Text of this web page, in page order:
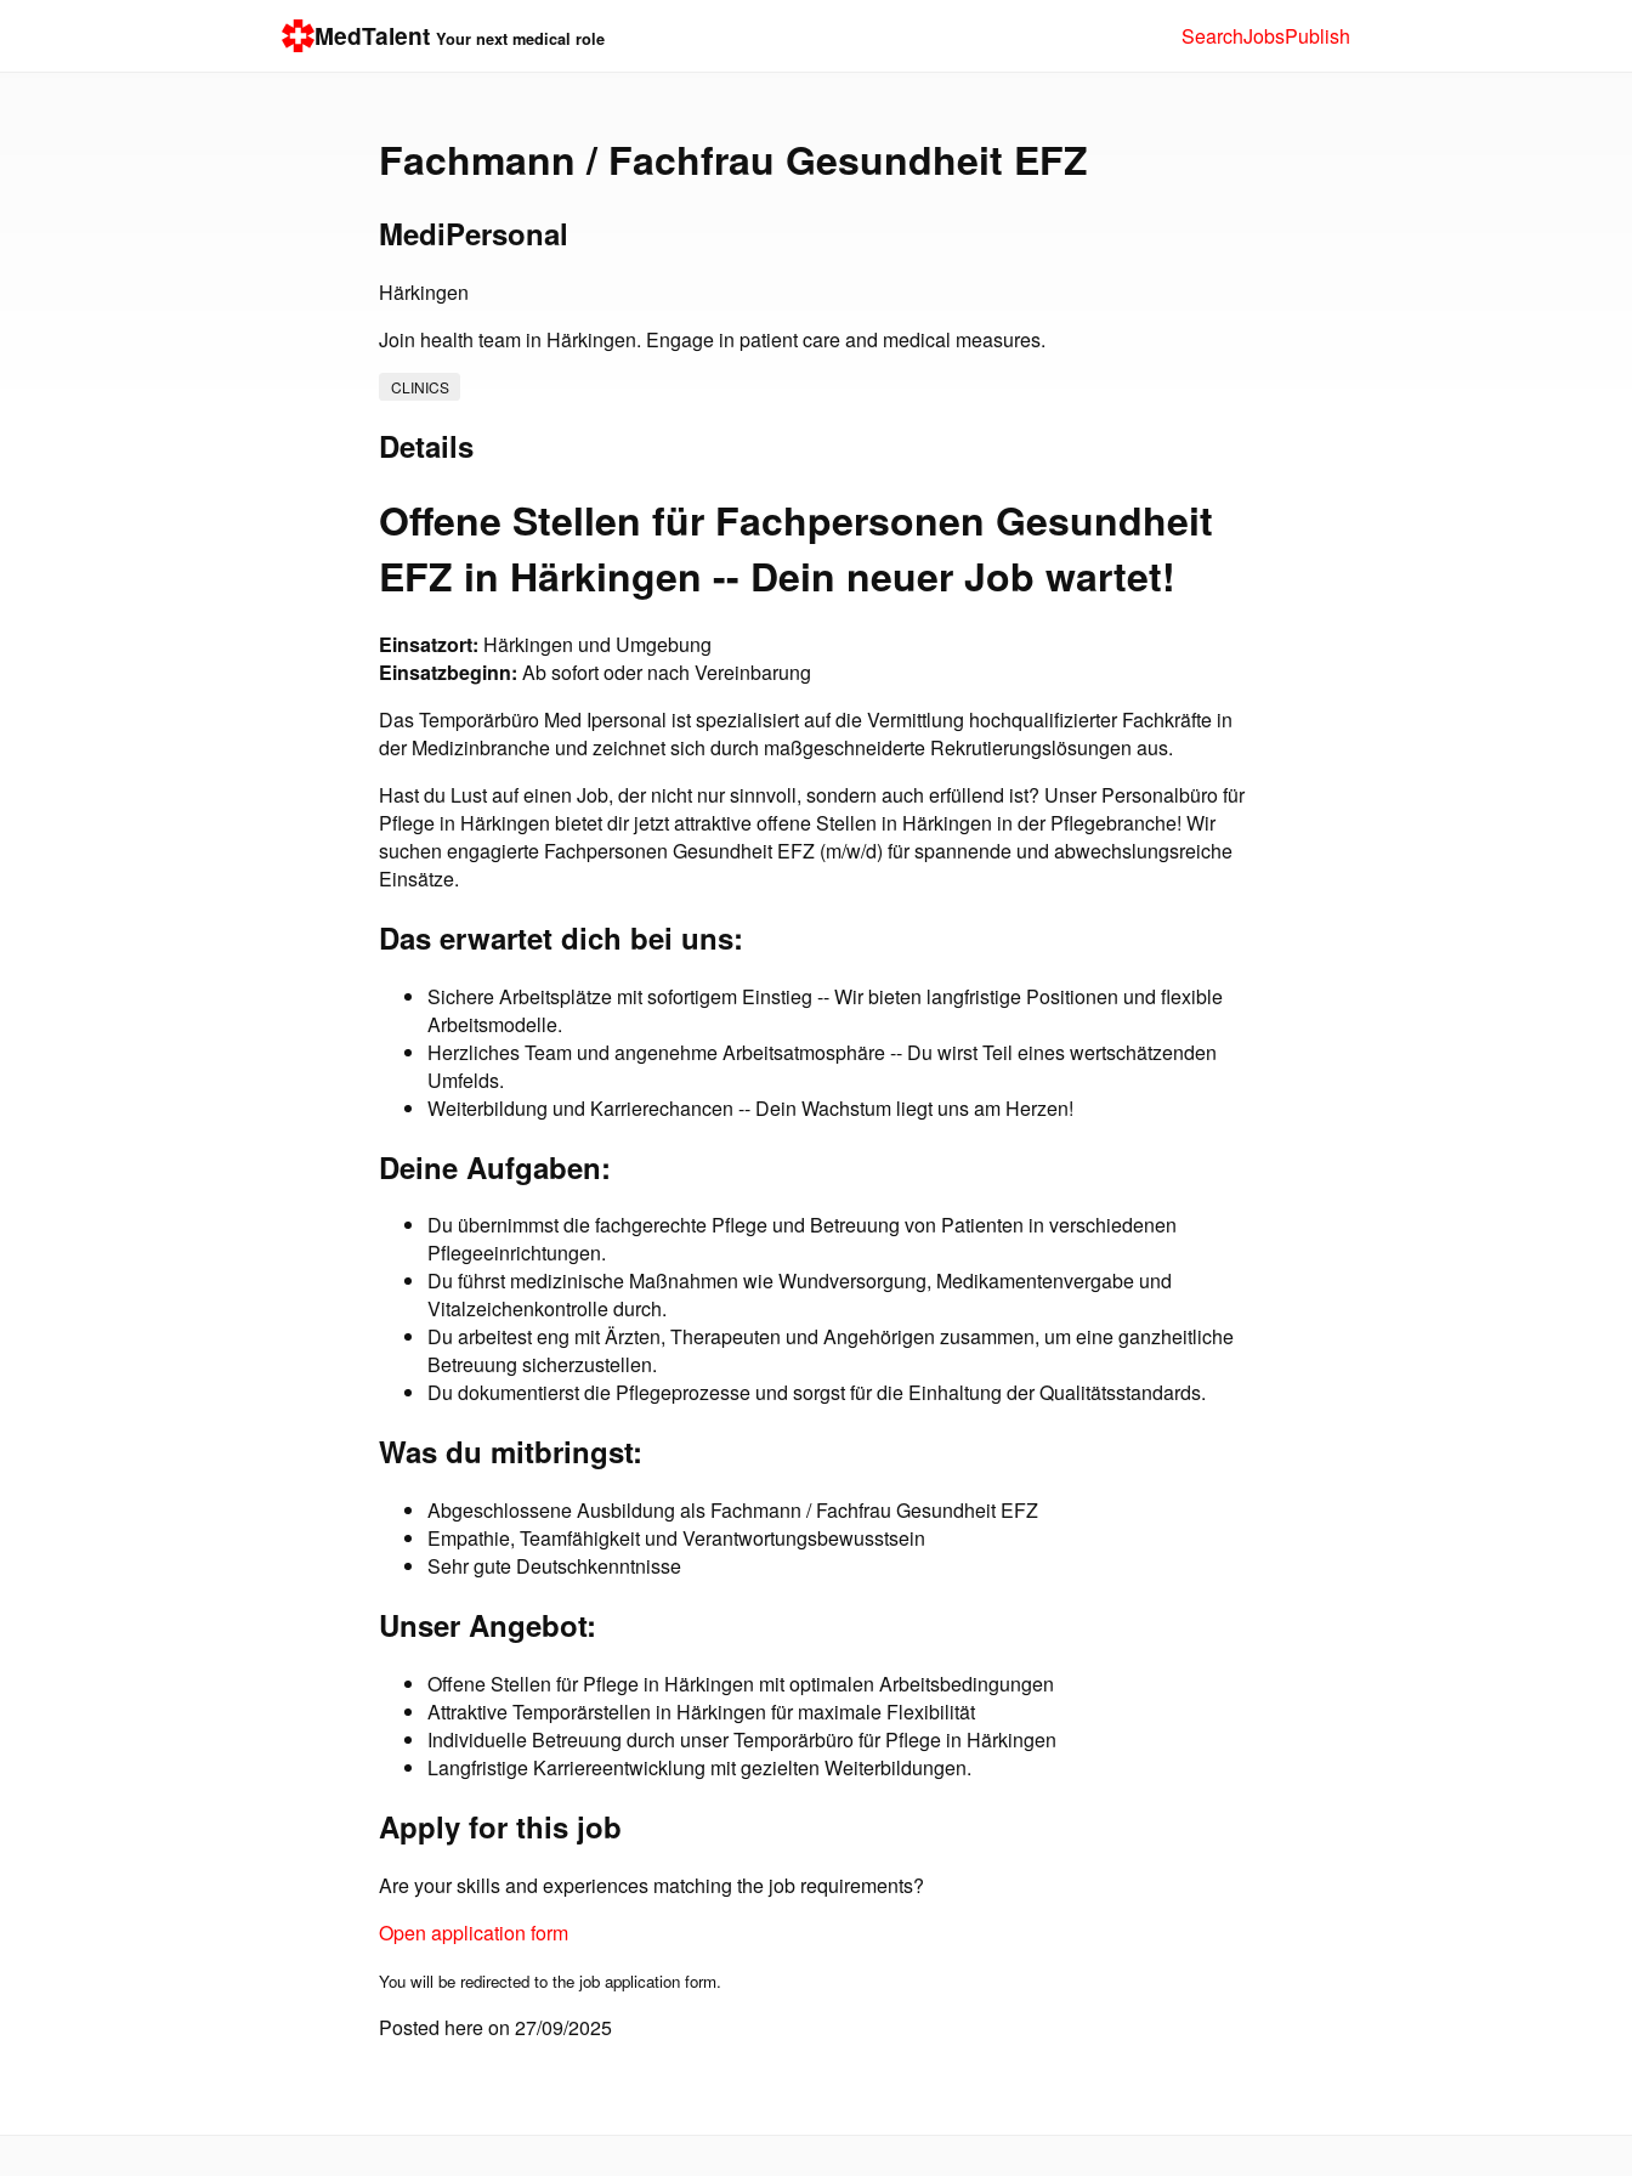
MedTalent Your next medical role SearchJobsPublish
Fachmann / Fachfrau Gesundheit EFZ
MediPersonal
Härkingen
Join health team in Härkingen. Engage in patient care and medical measures.
CLINICS
Details
Offene Stellen für Fachpersonen Gesundheit
EFZ in Härkingen -- Dein neuer Job wartet!
Einsatzort: Härkingen und Umgebung
Einsatzbeginn: Ab sofort oder nach Vereinbarung
Das Temporärbüro Med Ipersonal ist spezialisiert auf die Vermittlung hochqualifizierter Fachkräfte in
der Medizinbranche und zeichnet sich durch maßgeschneiderte Rekrutierungslösungen aus.
Hast du Lust auf einen Job, der nicht nur sinnvoll, sondern auch erfüllend ist? Unser Personalbüro für
Pflege in Härkingen bietet dir jetzt attraktive offene Stellen in Härkingen in der Pflegebranche! Wir
suchen engagierte Fachpersonen Gesundheit EFZ (m/w/d) für spannende und abwechslungsreiche
Einsätze.
Das erwartet dich bei uns:
Sichere Arbeitsplätze mit sofortigem Einstieg -- Wir bieten langfristige Positionen und flexible
Arbeitsmodelle.
Herzliches Team und angenehme Arbeitsatmosphäre -- Du wirst Teil eines wertschätzenden
Umfelds.
Weiterbildung und Karrierechancen -- Dein Wachstum liegt uns am Herzen!
Deine Aufgaben:
Du übernimmst die fachgerechte Pflege und Betreuung von Patienten in verschiedenen
Pflegeeinrichtungen.
Du führst medizinische Maßnahmen wie Wundversorgung, Medikamentenvergabe und
Vitalzeichenkontrolle durch.
Du arbeitest eng mit Ärzten, Therapeuten und Angehörigen zusammen, um eine ganzheitliche
Betreuung sicherzustellen.
Du dokumentierst die Pflegeprozesse und sorgst für die Einhaltung der Qualitätsstandards.
Was du mitbringst:
Abgeschlossene Ausbildung als Fachmann / Fachfrau Gesundheit EFZ
Empathie, Teamfähigkeit und Verantwortungsbewusstsein
Sehr gute Deutschkenntnisse
Unser Angebot:
Offene Stellen für Pflege in Härkingen mit optimalen Arbeitsbedingungen
Attraktive Temporärstellen in Härkingen für maximale Flexibilität
Individuelle Betreuung durch unser Temporärbüro für Pflege in Härkingen
Langfristige Karriereentwicklung mit gezielten Weiterbildungen.
Apply for this job
Are your skills and experiences matching the job requirements?
Open application form
You will be redirected to the job application form.
Posted here on 27/09/2025